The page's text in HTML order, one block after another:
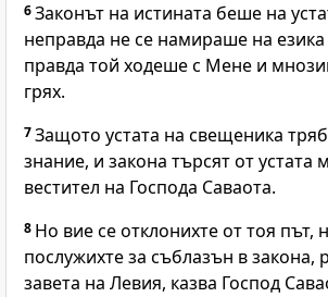
6Законът на истината беше на
неправда не се намираше на
правда той ходеше с Мене и
грях.
7Защото устата на свещеника
знание, и закона търсят от устата
вестител на Господа Саваота.
8 Но вие се отклонихте от тоя път,
послужихте за съблазън в закона,
завета на Левия, казва Господ